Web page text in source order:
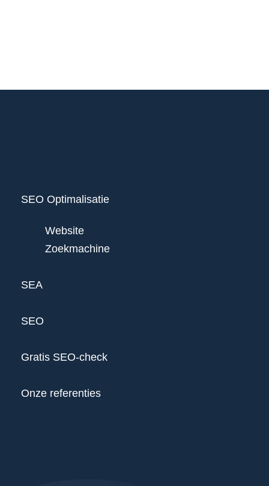
SEO Optimalisatie
Website
Zoekmachine
SEA
SEO
Gratis SEO-check
Onze referenties